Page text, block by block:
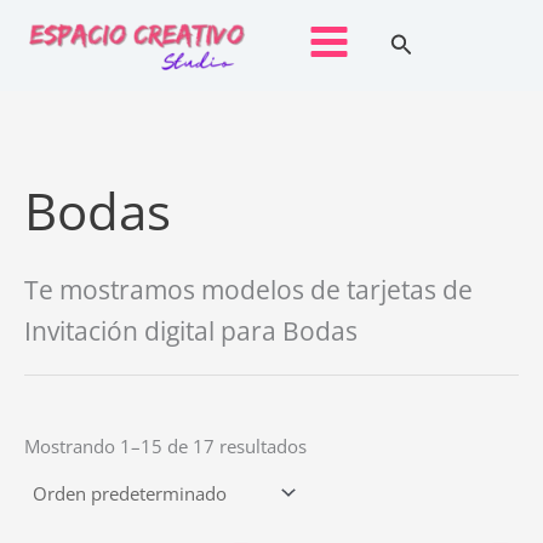
Buscar
Bodas
Te mostramos modelos de tarjetas de
Invitación digital para Bodas
Mostrando 1–15 de 17 resultados